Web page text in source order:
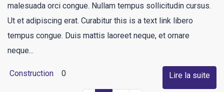
malesuada orci congue. Nullam tempus sollicitudin cursus.
Ut et adipiscing erat. Curabitur this is a text link libero
tempus congue. Duis mattis laoreet neque, et ornare
neque...
Construction 0 Lire la suite